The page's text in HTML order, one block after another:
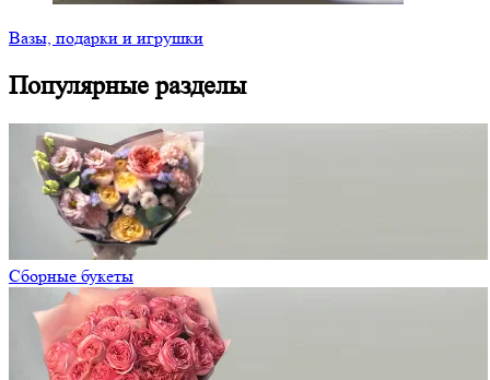
Вазы, подарки и игрушки
Популярные разделы
Сборные букеты